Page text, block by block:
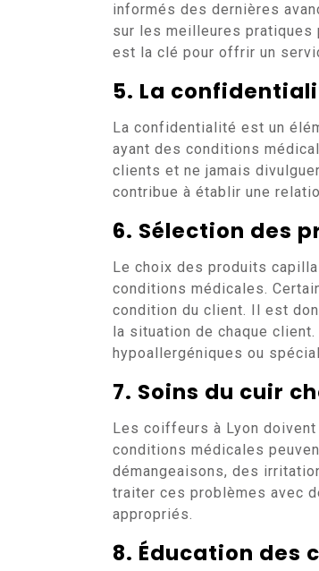
informés des dernières
sur les meilleures pratiques
est la clé pour offrir un
5. La
La confidentialité est un
ayant des conditions
clients et ne jamais
contribue à établir une
6. Sélection des
Le choix des produits
conditions médicales.
condition du client. Il est
la situation de chaque
hypoallergéniques ou
7. Soins du cuir
Les coiffeurs à Lyon
conditions médicales
démangeaisons, des
traiter ces problèmes avec
appropriés.
8. Éducation des